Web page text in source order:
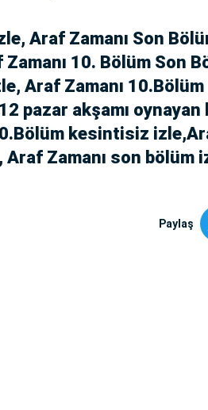
Araf Zamanı Son
10. Bölüm Son
Araf Zamanı
pazar akşamı
kesintisiz
Araf Zamanı son bölüm
Paylaş